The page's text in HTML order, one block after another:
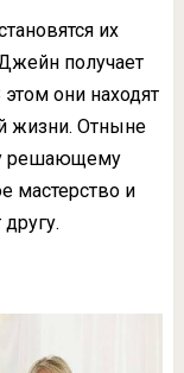
их
получает
они находят
жизни. Отныне
решающему
мастерство и